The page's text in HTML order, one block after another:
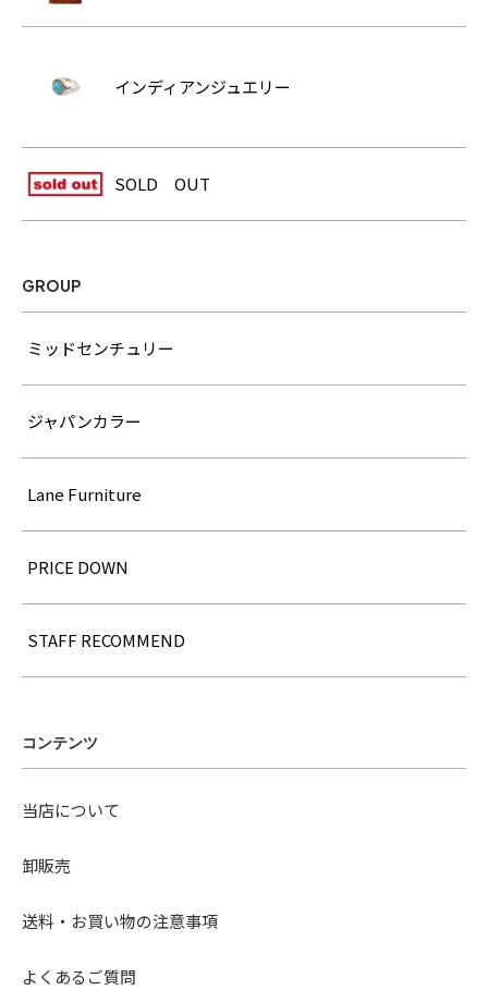
インディアンジュエリー
SOLD OUT
GROUP
ミッドセンチュリー
ジャパンカラー
Lane Furniture
PRICE DOWN
STAFF RECOMMEND
コンテンツ
当店について
卸販売
送料・お買い物の注意事項
よくあるご質問